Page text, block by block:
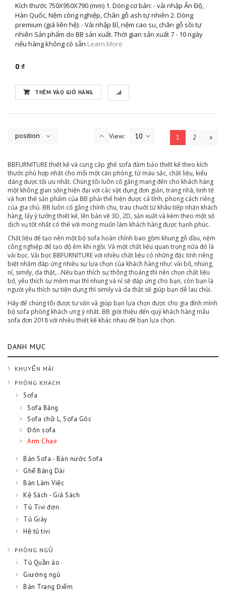
Kích thước 750X950X790 (mm) 1. Dòng cơ bản: - vải nhập Ấn Độ,
Hàn Quốc, Nệm công nghiệp, Chân gỗ ash tự nhiên 2. Dòng
premium (giá liên hệ): - Vải nhập Bỉ, nệm cao su, chân gỗ sồi tự
nhiên Sản phẩm do BB sản xuất. Thời gian sản xuất 7 - 10 ngày
nếu hàng không có sẵn Learn More
0 ₫
THÊM VÀO GIỎ HÀNG
position 1 2 »
View: 10
BBFURNITURE thiết kế và cung cấp ghế sofa đảm bảo thiết kế theo kích
thước phù hợp nhất cho mỗi một căn phòng, từ màu sắc, chất liệu, kiểu
dáng được tối ưu nhất. Chúng tôi luôn cố gắng mang đến cho khách hàng
một không gian sống hiện đại với các vật dụng đơn giản, trang nhã, tinh tế
và hơn thế sản phẩm của BB phải thể hiện được cá tính, phong cách riêng
của gia chủ. BB luôn cố gắng chỉnh chu, trau chuốt từ khâu tiếp nhận khách
hàng, lấy ý tưởng thiết kế, lên bản vẽ 3D, 2D, sản xuất và kèm theo một số
dịch vụ tốt nhất có thể với mong muốn làm khách hàng được hạnh phúc.
Chất liệu để tạo nên một bộ sofa hoàn chỉnh bao gồm khung gỗ dầu, nệm
công nghiệp để tạo độ êm khi ngồi. Và một chất liệu quan trọng nữa đó là
vải bọc. Vải bọc BBFURNITURE với nhiều chất liệu có những đặc tính riêng
biệt nhằm đáp ứng nhiều sự lựa chọn của khách hàng như: vải bố, nhung,
nỉ, simily, da thật,…Nếu bạn thích sự thông thoáng thì nên chọn chất liệu
bố, yêu thích sự mềm mại thì nhung và nỉ sẽ đáp ứng cho bạn, còn bạn là
người yêu thích sự tiện dụng thì simily và da thật sẽ giúp bạn dễ lau chùi.
Hãy để chúng tôi được tư vấn và giúp bạn lựa chọn được cho gia đình mình
bộ sofa phòng khách ưng ý nhất. BB giới thiệu đến quý khách hàng mẫu
sofa đơn 2018 với nhiều thiết kế khác nhau để bạn lựa chọn.
DANH MỤC
KHUYẾN MÃI
PHÒNG KHÁCH
Sofa
Sofa Băng
Sofa chữ L, Sofa Góc
Đôn sofa
Arm Chair
Bàn Sofa - Bàn nước Sofa
Ghế Băng Dài
Bàn Làm Việc
Kệ Sách - Giá Sách
Tủ Tivi đơn
Tủ Giày
Hệ tủ tivi
PHÒNG NGỦ
Tủ Quần áo
Giường ngủ
Bàn Trang Điểm